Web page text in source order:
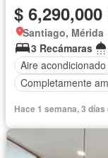
$ 6,290,000
Santiago, Mérida
3 Recámaras
Aire acondicionado
Completamente
Hace 1 semana, 3 días